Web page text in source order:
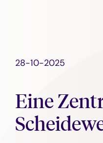
28-10-2025
Eine